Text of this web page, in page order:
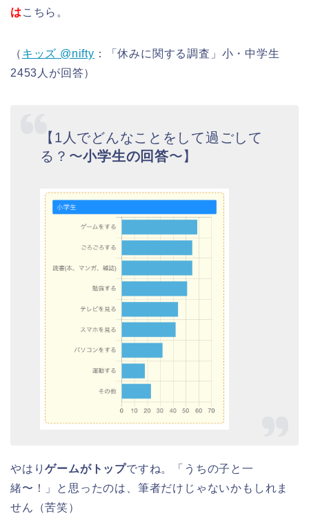
はこちら。
（ キッズ @nifty ：「休みに関する調査」小・中学生
2453人が回答）
【1人でどんなことをして過ごして
る？〜小学生の回答〜】
やはりゲームがトップですね。「うちの子と一
緒〜！」と思ったのは、筆者だけじゃないかもしれま
せん（苦笑）